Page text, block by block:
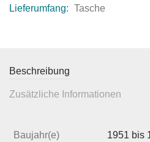
Lieferumfang: Tasche
Beschreibung
Zusätzliche Informationen
Baujahr(e) 1951 bis